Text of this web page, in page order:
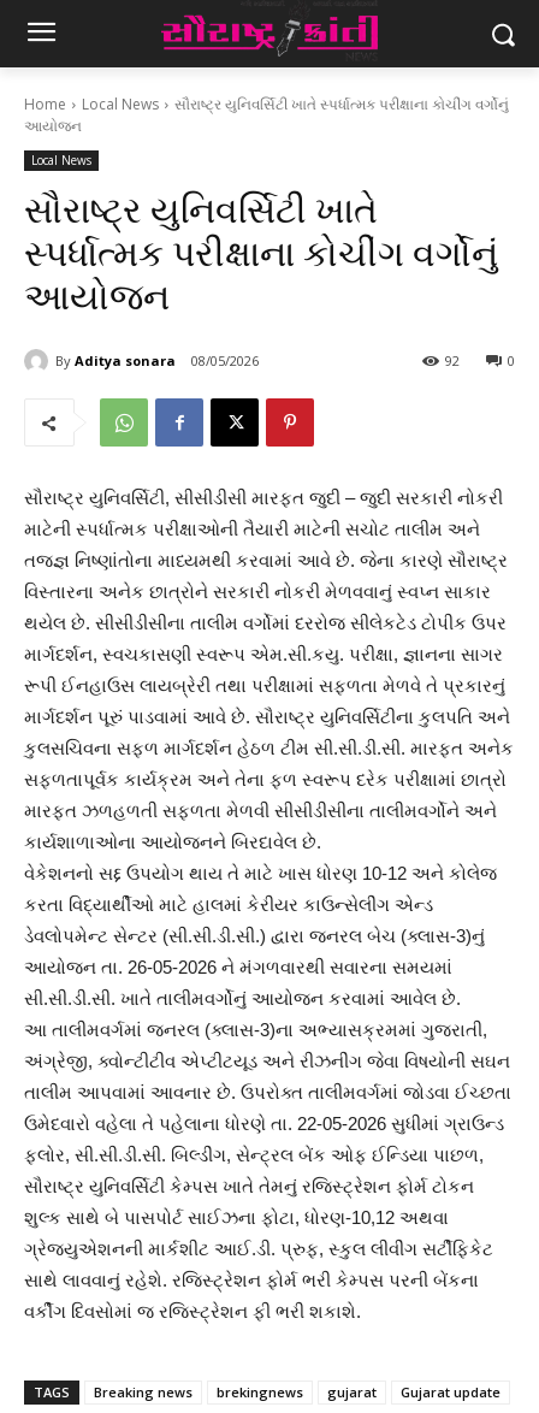
Home Local News
સૌરાષ્ટ્ર યુનિવર્સિટી ખાતે સ્પર્ધાત્મક પરીક્ષાના કોચીંગ વર્ગોનું
આયોજન
Local News
સૌરાષ્ટ્ર યુનિવર્સિટી ખાતે
સ્પર્ધાત્મક પરીક્ષાના કોચીંગ વર્ગોનું
આયોજન
By Aditya sonara 08/05/2026 0
92
સૌરાષ્ટ્ર યુનિવર્સિટી, સીસીડીસી મારફત જુદી – જુદી સરકારી નોકરી
માટેની સ્પર્ધાત્મક પરીક્ષાઓની તૈયારી માટેની સચોટ તાલીમ અને
તજજ્ઞ નિષ્ણાંતોના માધ્યમથી કરવામાં આવે છે. જેના કારણે સૌરાષ્ટ્ર
વિસ્તારના અનેક છાત્રોને સરકારી નોકરી મેળવવાનું સ્વપ્ન સાકાર
થયેલ છે. સીસીડીસીના તાલીમ વર્ગોમાં દરરોજ સીલેકટેડ ટોપીક ઉપર
માર્ગદર્શન, સ્વચકાસણી સ્વરૂપ એમ.સી.કયુ. પરીક્ષા, જ્ઞાનના સાગર
રૂપી ઈનહાઉસ લાયબ્રેરી તથા પરીક્ષામાં સફળતા મેળવે તે પ્રકારનું
માર્ગદર્શન પૂરું પાડવામાં આવે છે. સૌરાષ્ટ્ર યુનિવર્સિટીના કુલપતિ અને
કુલસચિવના સફળ માર્ગદર્શન હેઠળ ટીમ સી.સી.ડી.સી. મારફત અનેક
સફળતાપૂર્વક કાર્યક્રમ અને તેના ફળ સ્વરૂપ દરેક પરીક્ષામાં છાત્રો
મારફત ઝળહળતી સફળતા મેળવી સીસીડીસીના તાલીમવર્ગોને અને
કાર્યશાળાઓના આયોજનને બિરદાવેલ છે.
વેકેશનનો સદ્દ ઉપયોગ થાય તે માટે ખાસ ધોરણ 10-12 અને કોલેજ
કરતા વિદ્યાર્થીઓ માટે હાલમાં કેરીયર કાઉન્સેલીંગ એન્ડ
ડેવલોપમેન્ટ સેન્ટર (સી.સી.ડી.સી.) દ્વારા જનરલ બેચ (ક્લાસ-3)નું
આયોજન તા. 26-05-2026 ને મંગળવારથી સવારના સમયમાં
સી.સી.ડી.સી. ખાતે તાલીમવર્ગોનું આયોજન કરવામાં આવેલ છે.
આ તાલીમવર્ગમાં જનરલ (ક્લાસ-3)ના અભ્યાસક્રમમાં ગુજરાતી,
અંગ્રેજી, ક્વોન્ટીટીવ એપ્ટીટયૂડ અને રીઝનીંગ જેવા વિષયોની સઘન
તાલીમ આપવામાં આવનાર છે. ઉપરોક્ત તાલીમવર્ગમાં જોડવા ઈચ્છતા
ઉમેદવારો વહેલા તે પહેલાના ધોરણે તા. 22-05-2026 સુધીમાં ગ્રાઉન્ડ
ફલોર, સી.સી.ડી.સી. બિલ્ડીંગ, સેન્ટ્રલ બેંક ઓફ ઈન્ડિયા પાછળ,
સૌરાષ્ટ્ર યુનિવર્સિટી કેમ્પસ ખાતે તેમનું રજિસ્ટ્રેશન ફોર્મ ટોકન
શુલ્ક સાથે બે પાસપોર્ટ સાઈઝના ફોટા, ધોરણ-10,12 અથવા
ગ્રેજ્યુએશનની માર્કશીટ આઈ.ડી. પ્રુફ, સ્કુલ લીવીંગ સર્ટીફિકેટ
સાથે લાવવાનું રહેશે. રજિસ્ટ્રેશન ફોર્મ ભરી કેમ્પસ પરની બેંકના
વર્કીંગ દિવસોમાં જ રજિસ્ટ્રેશન ફી ભરી શકાશે.
TAGS Breaking news brekingnews gujarat
Gujarat update